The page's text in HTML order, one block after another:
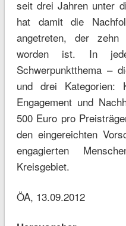
seit drei Jahren unter
hat damit die
angetreten, der
worden ist. In
Schwerpunktthema –
und drei Kategorien:
Engagement und
500 Euro pro
den eingereichten
engagierten
Kreisgebiet.
ÖA, 13.09.2012